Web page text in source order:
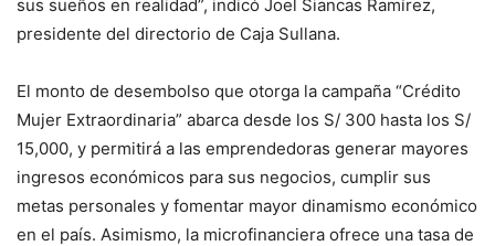
sus sueños en realidad”, indicó Joel Siancas Ramírez,
presidente del directorio de Caja Sullana.
El monto de desembolso que otorga la campaña “Crédito
Mujer Extraordinaria” abarca desde los S/ 300 hasta los S/
15,000, y permitirá a las emprendedoras generar mayores
ingresos económicos para sus negocios, cumplir sus
metas personales y fomentar mayor dinamismo económico
en el país. Asimismo, la microfinanciera ofrece una tasa de